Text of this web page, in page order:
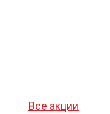
Все акции